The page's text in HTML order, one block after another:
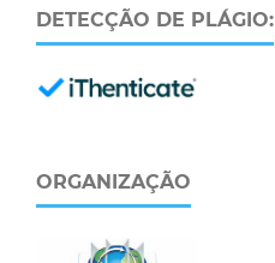
DETECÇÃO DE PLÁGIO:
ORGANIZAÇÃO